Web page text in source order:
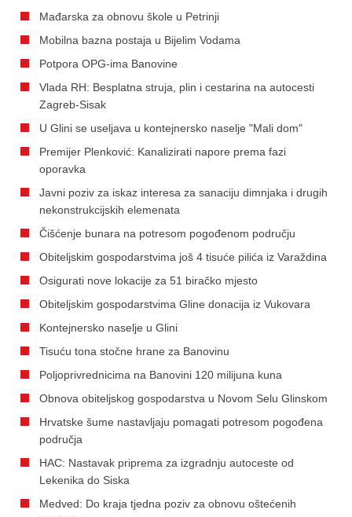
Mađarska za obnovu škole u Petrinji
Mobilna bazna postaja u Bijelim Vodama
Potpora OPG-ima Banovine
Vlada RH: Besplatna struja, plin i cestarina na autocesti
Zagreb-Sisak
U Glini se useljava u kontejnersko naselje "Mali dom"
Premijer Plenković: Kanalizirati napore prema fazi
oporavka
Javni poziv za iskaz interesa za sanaciju dimnjaka i drugih
nekonstrukcijskih elemenata
Čišćenje bunara na potresom pogođenom području
Obiteljskim gospodarstvima još 4 tisuće pilića iz Varaždina
Osigurati nove lokacije za 51 biračko mjesto
Obiteljskim gospodarstvima Gline donacija iz Vukovara
Kontejnersko naselje u Glini
Tisuću tona stočne hrane za Banovinu
Poljoprivrednicima na Banovini 120 milijuna kuna
Obnova obiteljskog gospodarstva u Novom Selu Glinskom
Hrvatske šume nastavljaju pomagati potresom pogođena
područja
HAC: Nastavak priprema za izgradnju autoceste od
Lekenika do Siska
Medved: Do kraja tjedna poziv za obnovu oštećenih